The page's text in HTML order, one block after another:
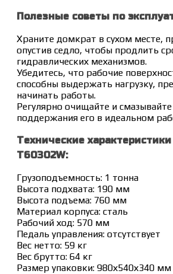
Полезные советы по
Храните домкрат в сухом месте,
опустив седло, чтобы продлить
гидравлических механизмов.
Убедитесь, что рабочие
способны выдержать нагрузку,
начинать работы.
Регулярно очищайте и
поддержания его в идеальном
Технические
T60302W:
Грузоподъемность: 1 тонна
Высота подхвата: 190 мм
Высота подъема: 760 мм
Материал корпуса: сталь
Рабочий ход: 570 мм
Педаль управления: отсутствует
Вес нетто: 59 кг
Вес брутто: 64 кг
Размер упаковки: 980х540х340 мм